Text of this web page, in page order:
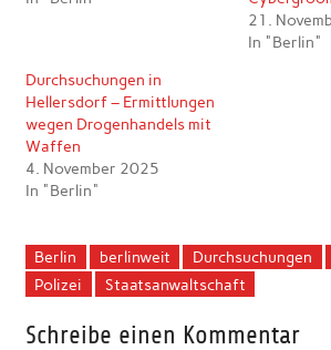
21.
In "Berlin"
Durchsuchungen in
Hellersdorf – Ermittlungen
wegen Drogenhandels mit
Waffen
4. November 2025
In "Berlin"
Berlin berlinweit Durchsuchungen
Polizei
Staatsanwaltschaft
Schreibe einen Kommentar